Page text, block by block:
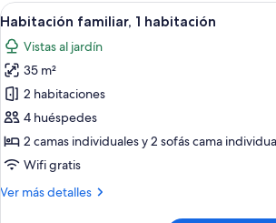
Abrir
todas
las
fotos
de
Habitación
familiar,
1
habitación
Una
9
Habitación familiar, 1 habitación
Vistas al jardín
35 m²
2 habitaciones
4 huéspedes
2 camas individuales y 2 sofás cama
Wifi gratis
Ver más detalles
Más